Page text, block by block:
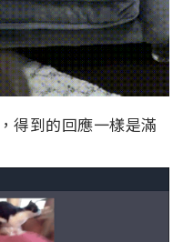
得到的回應一樣是滿